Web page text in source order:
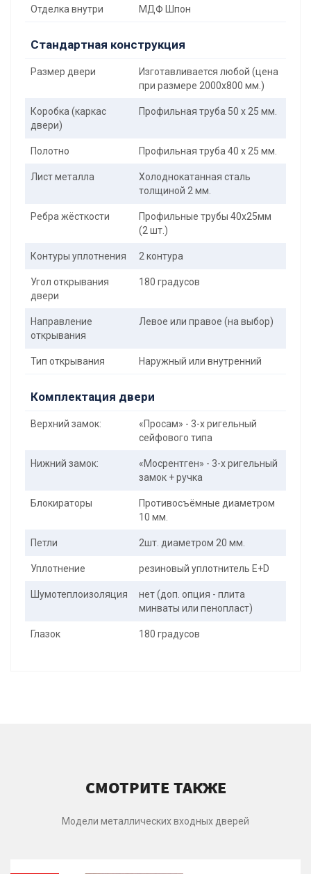
Отделка внутри МДФ Шпон
Стандартная конструкция
Размер двери
Изготавливается любой (цена
при размере 2000x800 мм.)
Коробка (каркас
двери)
Профильная труба 50 х 25 мм.
Полотно Профильная труба 40 х 25 мм.
Лист металла
Холоднокатанная сталь
толщиной 2 мм.
Ребра жёсткости
Профильные трубы 40х25мм
(2 шт.)
Контуры уплотнения 2 контура
Угол открывания
двери
180 градусов
Направление
открывания
Левое или правое (на выбор)
Тип открывания Наружный или внутренний
Комплектация двери
Верхний замок:
«Просам» - 3-х ригельный
сейфового типа
Нижний замок:
«Мосрентген» - 3-х ригельный
замок + ручка
Блокираторы
Противосъёмные диаметром
10 мм.
Петли 2шт. диаметром 20 мм.
Уплотнение резиновый уплотнитель E+D
Шумотеплоизоляция
нет (доп. опция - плита
минваты или пенопласт)
Глазок 180 градусов
СМОТРИТЕ ТАКЖЕ
Модели металлических входных дверей